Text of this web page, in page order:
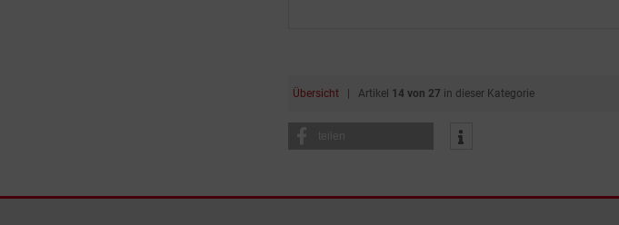
Übersicht | Artikel 14 von 27 in dieser Kategorie
teilen